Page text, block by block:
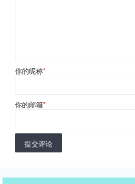
你的昵称*
你的邮箱*
提交评论